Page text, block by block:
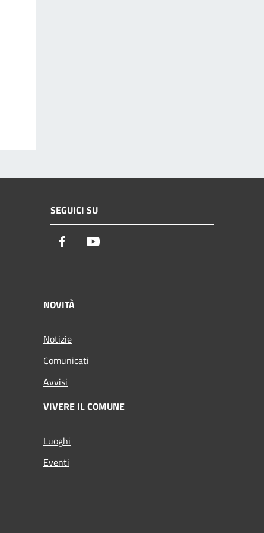
SEGUICI SU
Facebook
NOVITÀ
Notizie
Comunicati
Avvisi
VIVERE IL COMUNE
Luoghi
Eventi